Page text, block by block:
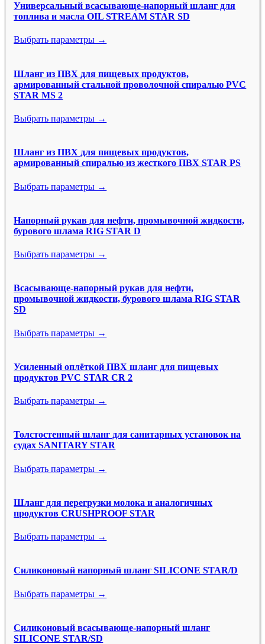
Универсальный всасывающе-напорный шланг для
топлива и масла OIL STREAM STAR SD
Выбрать параметры →
Шланг из ПВХ для пищевых продуктов,
армированный стальной проволочной спиралью PVC
STAR MS 2
Выбрать параметры →
Шланг из ПВХ для пищевых продуктов,
армированный спиралью из жесткого ПВХ STAR PS
Выбрать параметры →
Напорный рукав для нефти, промывочной жидкости,
бурового шлама RIG STAR D
Выбрать параметры →
Всасывающе-напорный рукав для нефти,
промывочной жидкости, бурового шлама RIG STAR
SD
Выбрать параметры →
Усиленный оплёткой ПВХ шланг для пищевых
продуктов PVC STAR CR 2
Выбрать параметры →
Толстостенный шланг для санитарных установок на
судах SANITARY STAR
Выбрать параметры →
Шланг для перегрузки молока и аналогичных
продуктов CRUSHPROOF STAR
Выбрать параметры →
Силиконовый напорный шланг SILICONE STAR/D
Выбрать параметры →
Силиконовый всасывающе-напорный шланг
SILICONE STAR/SD